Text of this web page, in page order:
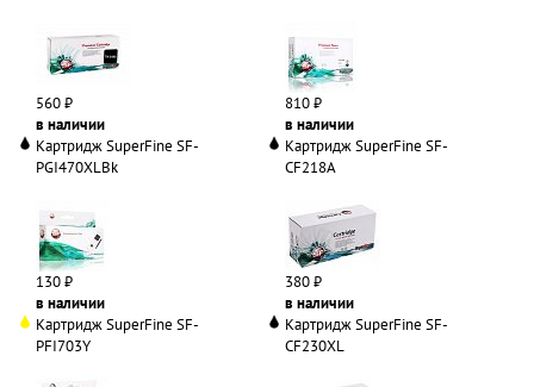
560 ₽
в наличии
810 ₽
в наличии
Картридж SuperFine SF-
PGI470XLBk
130 ₽
в наличии
Картридж SuperFine SF-
CF218A
380 ₽
в наличии
Картридж SuperFine SF-
PFI703Y
Картридж SuperFine SF-
CF230XL